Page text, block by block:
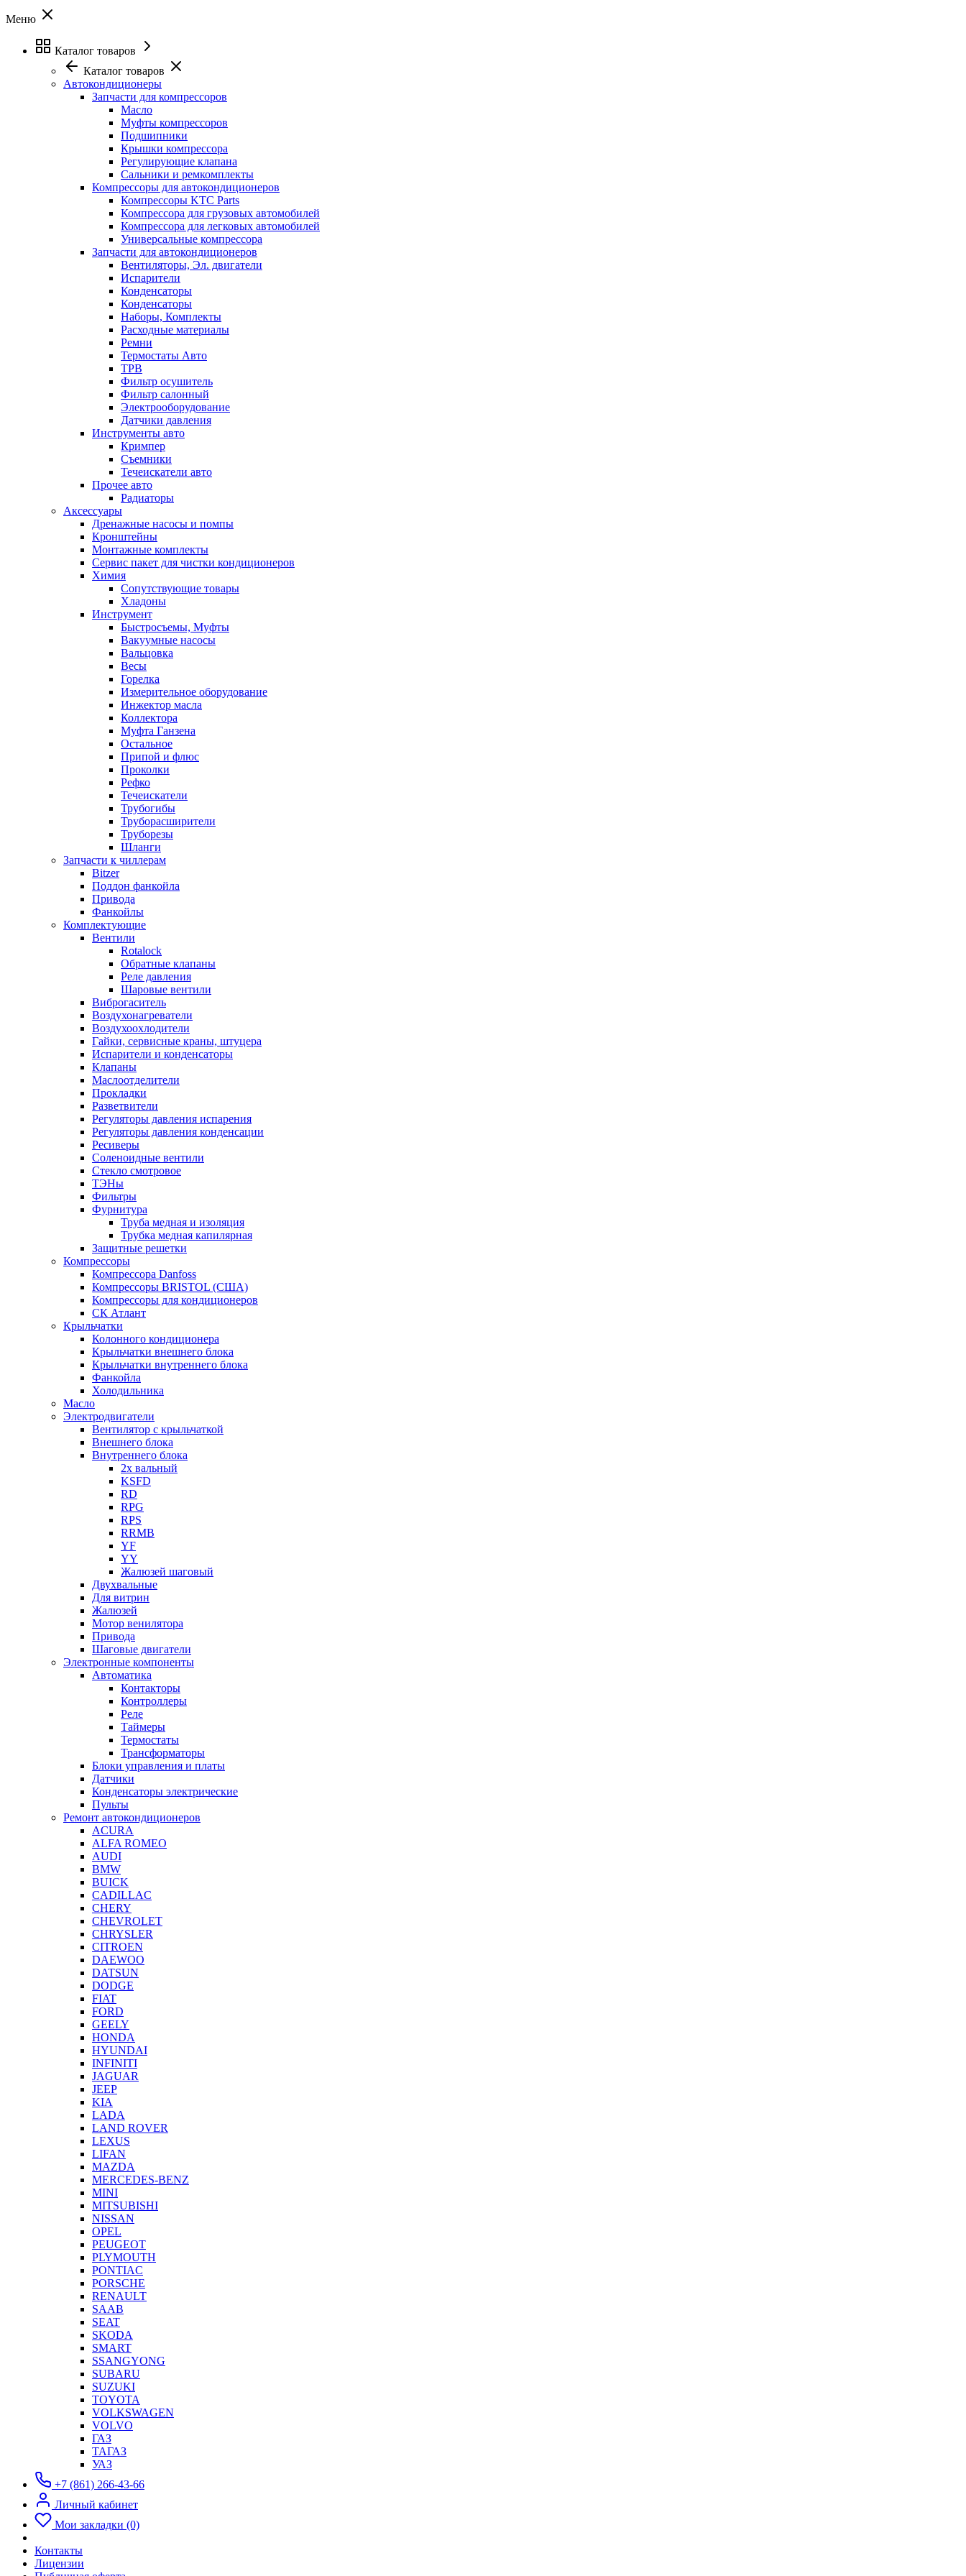
Меню
Каталог товаров
Каталог товаров
Автокондиционеры
Запчасти для компрессоров
Масло
Муфты компрессоров
Подшипники
Крышки компрессора
Регулирующие клапана
Сальники и ремкомплекты
Компрессоры для автокондиционеров
Компрессоры KTC Parts
Компрессора для грузовых автомобилей
Компрессора для легковых автомобилей
Универсальные компрессора
Запчасти для автокондиционеров
Вентиляторы, Эл. двигатели
Испарители
Конденсаторы
Конденсаторы
Наборы, Комплекты
Расходные материалы
Ремни
Термостаты Авто
ТРВ
Фильтр осушитель
Фильтр салонный
Электрооборудование
Датчики давления
Инструменты авто
Кримпер
Съемники
Течеискатели авто
Прочее авто
Радиаторы
Аксессуары
Дренажные насосы и помпы
Кронштейны
Монтажные комплекты
Сервис пакет для чистки кондиционеров
Химия
Сопутствующие товары
Хладоны
Инструмент
Быстросъемы, Муфты
Вакуумные насосы
Вальцовка
Весы
Горелка
Измерительное оборудование
Инжектор масла
Коллектора
Муфта Ганзена
Остальное
Припой и флюс
Проколки
Рефко
Течеискатели
Трубогибы
Труборасширители
Труборезы
Шланги
Запчасти к чиллерам
Bitzer
Поддон фанкойла
Привода
Фанкойлы
Комплектующие
Вентили
Rotalock
Обратные клапаны
Реле давления
Шаровые вентили
Виброгаситель
Воздухонагреватели
Воздухоохлодители
Гайки, сервисные краны, штуцера
Испарители и конденсаторы
Клапаны
Маслоотделители
Прокладки
Разветвители
Регуляторы давления испарения
Регуляторы давления конденсации
Ресиверы
Соленоидные вентили
Стекло смотровое
ТЭНы
Фильтры
Фурнитура
Труба медная и изоляция
Трубка медная капилярная
Защитные решетки
Компрессоры
Компрессора Danfoss
Компрессоры BRISTOL (США)
Компрессоры для кондиционеров
СК Атлант
Крыльчатки
Колонного кондиционера
Крыльчатки внешнего блока
Крыльчатки внутреннего блока
Фанкойла
Холодильника
Масло
Электродвигатели
Вентилятор с крыльчаткой
Внешнего блока
Внутреннего блока
2х вальный
KSFD
RD
RPG
RPS
RRMB
YF
YY
Жалюзей шаговый
Двухвальные
Для витрин
Жалюзей
Мотор венилятора
Привода
Шаговые двигатели
Электронные компоненты
Автоматика
Контакторы
Контроллеры
Реле
Таймеры
Термостаты
Трансформаторы
Блоки управления и платы
Датчики
Конденсаторы электрические
Пульты
Ремонт автокондиционеров
ACURA
ALFA ROMEO
AUDI
BMW
BUICK
CADILLAC
CHERY
CHEVROLET
CHRYSLER
CITROEN
DAEWOO
DATSUN
DODGE
FIAT
FORD
GEELY
HONDA
HYUNDAI
INFINITI
JAGUAR
JEEP
KIA
LADA
LAND ROVER
LEXUS
LIFAN
MAZDA
MERCEDES-BENZ
MINI
MITSUBISHI
NISSAN
OPEL
PEUGEOT
PLYMOUTH
PONTIAC
PORSCHE
RENAULT
SAAB
SEAT
SKODA
SMART
SSANGYONG
SUBARU
SUZUKI
TOYOTA
VOLKSWAGEN
VOLVO
ГАЗ
ТАГАЗ
УАЗ
+7 (861) 266-43-66
Личный кабинет
Мои закладки (0)
Контакты
Лицензии